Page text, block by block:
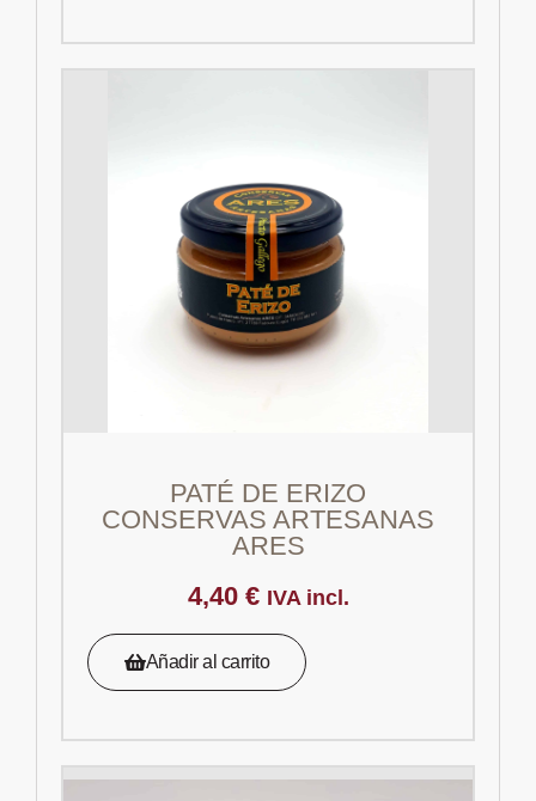
PATÉ DE ERIZO
CONSERVAS ARTESANAS
ARES
4,40 € IVA incl.
Añadir al carrito